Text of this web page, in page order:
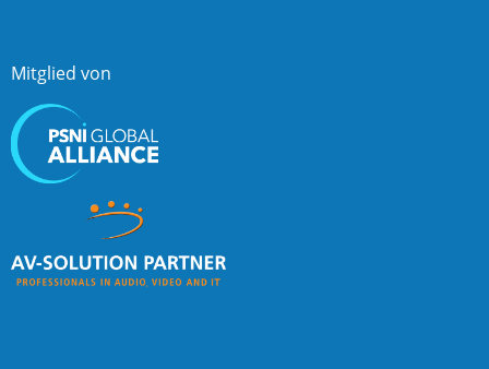
Mitglied von